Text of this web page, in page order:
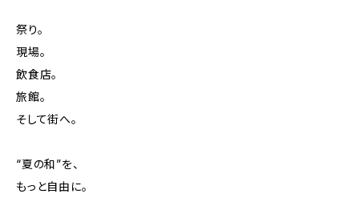
祭り。
現場。
飲食店。
旅館。
そして街へ。
“夏の和”を、
もっと自由に。